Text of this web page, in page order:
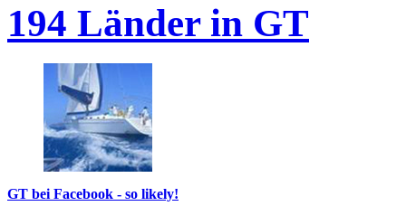
194 Länder in GT
GT bei Facebook - so likely!